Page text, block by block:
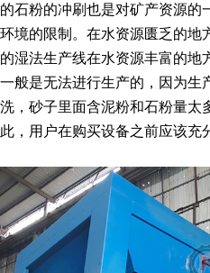
的石粉的冲刷也是对矿产资源的
环境的限制。在水资源匮乏的地
的湿法生产线在水资源丰富的地
一般是无法进行生产的，因为生
洗，砂子里面含泥粉和石粉量太
此，用户在购买设备之前应该充